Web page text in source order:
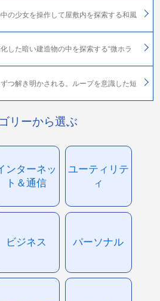
の少女を操作して屋敷内を探索する和風
した暗い建造物の中を探索する“微ホラ
つ解き明かされる。ループを意識した短
リーから選ぶ
ンターネッ
ト＆通信
ユーティリテ
ィ
ビジネス パーソナル